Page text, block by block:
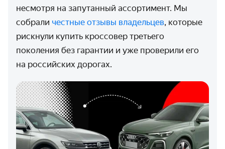
несмотря на запутанный ассортимент. Мы
собрали честные отзывы владельцев, которые
рискнули купить кроссовер третьего
поколения без гарантии и уже проверили его
на российских дорогах.